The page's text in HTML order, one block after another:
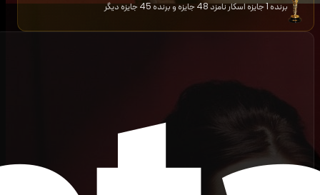
برنده 1 جایزه اسکار نامزد 48 جایزه و برنده 45 جایزه دیگر